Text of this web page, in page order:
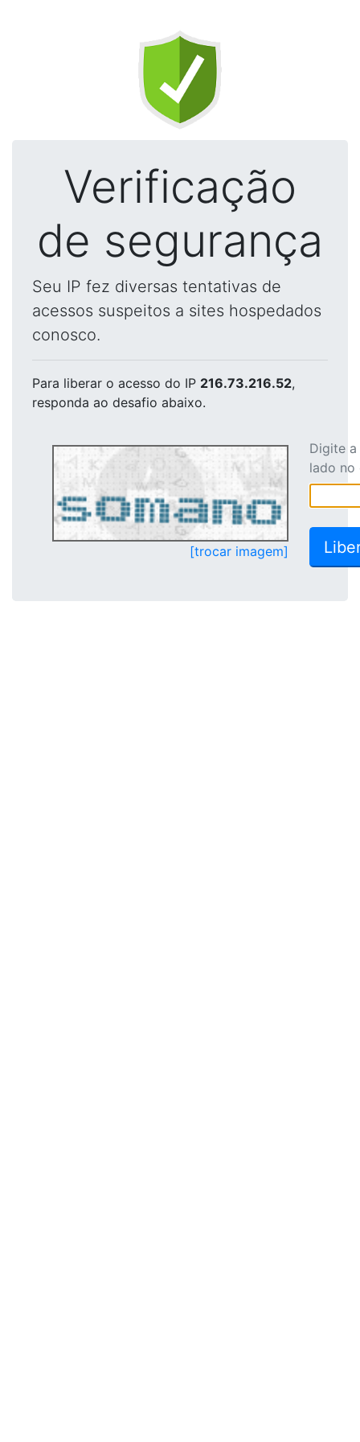
Verificação
de segurança
Seu IP fez diversas tentativas de
acessos suspeitos a sites hospedados
conosco.
Para liberar o acesso do IP 216.73.216.52,
responda ao desafio abaixo.
[trocar imagem]
Digite
lado no